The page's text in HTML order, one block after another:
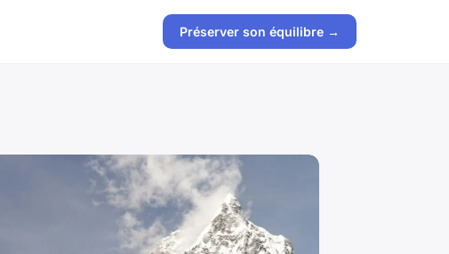
Préserver son équilibre →